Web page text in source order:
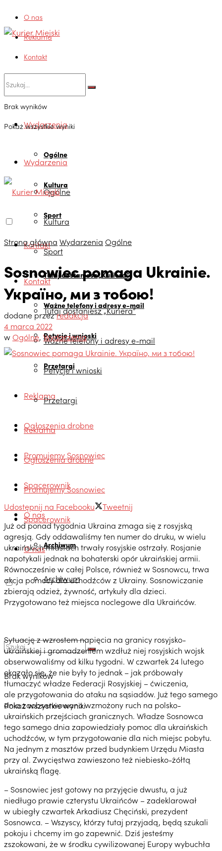
O nas
Reklama
Kontakt
Brak wyników
Pokaż wszystkie wyniki
Wydarzenia
Ogólne
Kultura
Sport
Kontakt
Tutaj dostaniesz „Kuriera”
Ważne telefony i adresy e-mail
Petycje i wnioski
Przetargi
Reklama
Ogłoszenia drobne
Promujemy Sosnowiec
Spacerownik
O nas
Archiwum
Wydarzenia
Ogólne
Kultura
Sport
Kontakt
Tutaj dostaniesz „Kuriera”
Ważne telefony i adresy e-mail
Petycje i wnioski
Przetargi
Reklama
Ogłoszenia drobne
Promujemy Sosnowiec
Spacerownik
O nas
Archiwum
Brak wyników
Pokaż wszystkie wyniki
Strona główna Wydarzenia Ogólne
Sosnowiec pomaga Ukrainie.
Україно, ми з тобою!
dodane przezredakcja
4 marca 2022
wOgólne, Wydarzenia
Udostępnij na Facebooku
Tweetnij
Już od ponad tygodnia Ukraina zmaga się z rosyjską
agresją. Gdy oddawaliśmy ten numer do druku, w wielu
ukraińskich miastach trwały rosyjskie ostrzały. Rosjanie
napotykali jednak na bohaterski opór ukraińskiej armii.
Równocześnie w całej Polsce, również w Sosnowcu, trwa
akcja pomocy dla uchodźców z Ukrainy. Sosnowiczanie
zbierają odzież, żywność, artykuły dla dzieci.
Przygotowano też miejsca noclegowe dla Ukraińców.
Sytuację z wzrostem napięcia na granicy rosyjsko-
ukraińskiej i gromadzeniem wzdłuż niej rosyjskich wojsk
obserwowaliśmy od kilku tygodni. W czwartek 24 lutego
okazało się, że nie były to jednak – jak próbowały
tłumaczyć władze Federacji Rosyjskiej – ćwiczenia,
ale przygotowania do ataku na sąsiadów. Już tego samego
dnia zaobserwowano wzmożony ruch na polsko-
ukraińskich przejściach granicznych. Władze Sosnowca
tego samego dnia zapowiedziały pomoc dla ukraińskich
uchodźców, w tym przygotowanie dla nich miejsc pobytu.
Na jednym z masztów przed budynkiem Urzędu Miasta
przy al. Zwycięstwa zawieszono też niebiesko-żółtą
ukraińską flagę.
– Sosnowiec jest gotowy na przyjęcie dwustu, a już
niedługo prawie czterystu Ukraińców – zadeklarował
w ubiegły czwartek Arkadiusz Chęciński, prezydent
Sosnowca. – Wszyscy, którzy tutaj przyjadą, będą szukali
pokoju i chcemy im go zapewnić. Dziś jesteśmy
zszokowani, że w środku cywilizowanej Europy wybuchła